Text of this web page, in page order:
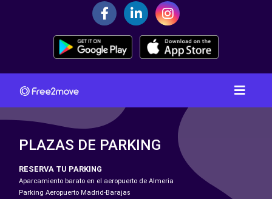
PLAZAS DE PARKING
RESERVA TU PARKING
Aparcamiento barato en el aeropuerto de Almeria
Parking Aeropuerto Madrid-Barajas